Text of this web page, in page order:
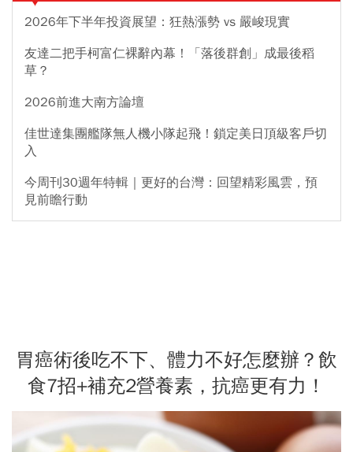
2026年下半年投資展望：狂熱漲勢 vs 嚴峻現實
友達二把手柯富仁裸辭內幕！「落後群創」成最後稻
草？
2026前進大南方論壇
佳世達集團艦隊無人機小隊起飛！鎖定美日頂級客戶切
入
今周刊30週年特輯｜更好的台灣：回望精彩風雲，預
見前瞻行動
胃癌術後吃不下、體力不好怎麼辦？飲
食7招+補充2營養素，抗癌更有力！